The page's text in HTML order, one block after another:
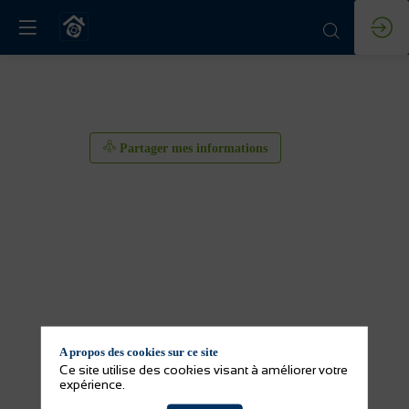
Partager mes informations
A propos des cookies sur ce site
Ce site utilise des cookies visant à améliorer votre
expérience.